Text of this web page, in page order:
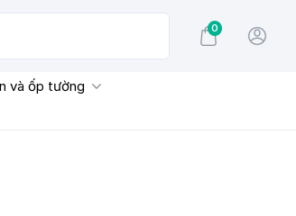
0
và ốp tường